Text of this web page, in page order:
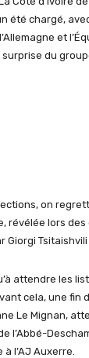
été chargé,
et
du
on
révélée lors
Giorgi
attendre les
cela, une fin
Le Mignan,
l’Abbé-
l’AJ Auxerre.